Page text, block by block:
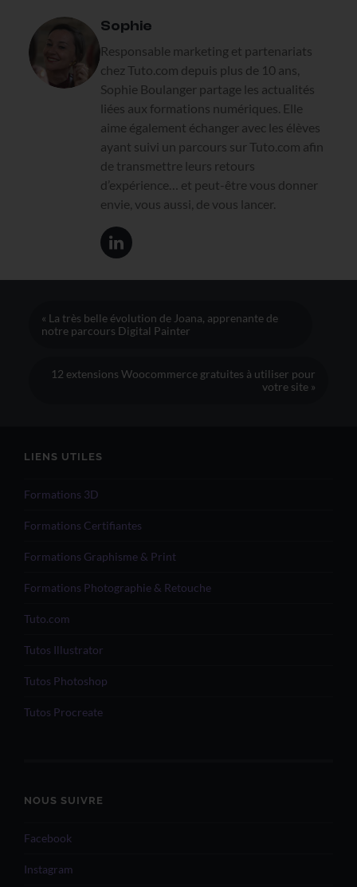
Sophie
Responsable marketing et partenariats
chez Tuto.com depuis plus de 10 ans,
Sophie Boulanger partage les actualités
liées aux formations numériques. Elle
aime également échanger avec les élèves
ayant suivi un parcours sur Tuto.com afin
de transmettre leurs retours
d’expérience… et peut-être vous donner
envie, vous aussi, de vous lancer.
« La très belle évolution de Joana, apprenante de
notre parcours Digital Painter
12 extensions Woocommerce gratuites à utiliser pour
votre site »
LIENS UTILES
Formations 3D
Formations Certifiantes
Formations Graphisme & Print
Formations Photographie & Retouche
Tuto.com
Tutos Illustrator
Tutos Photoshop
Tutos Procreate
NOUS SUIVRE
Facebook
Instagram